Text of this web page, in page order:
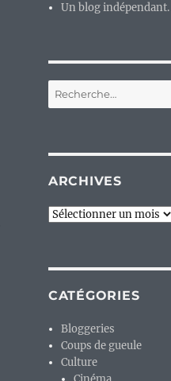
Un blog indépendant.
Recherche
pour :
ARCHIVES
Archives
CATÉGORIES
Bloggeries
Coups de gueule
Culture